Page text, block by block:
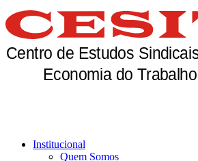
Institucional
Quem Somos